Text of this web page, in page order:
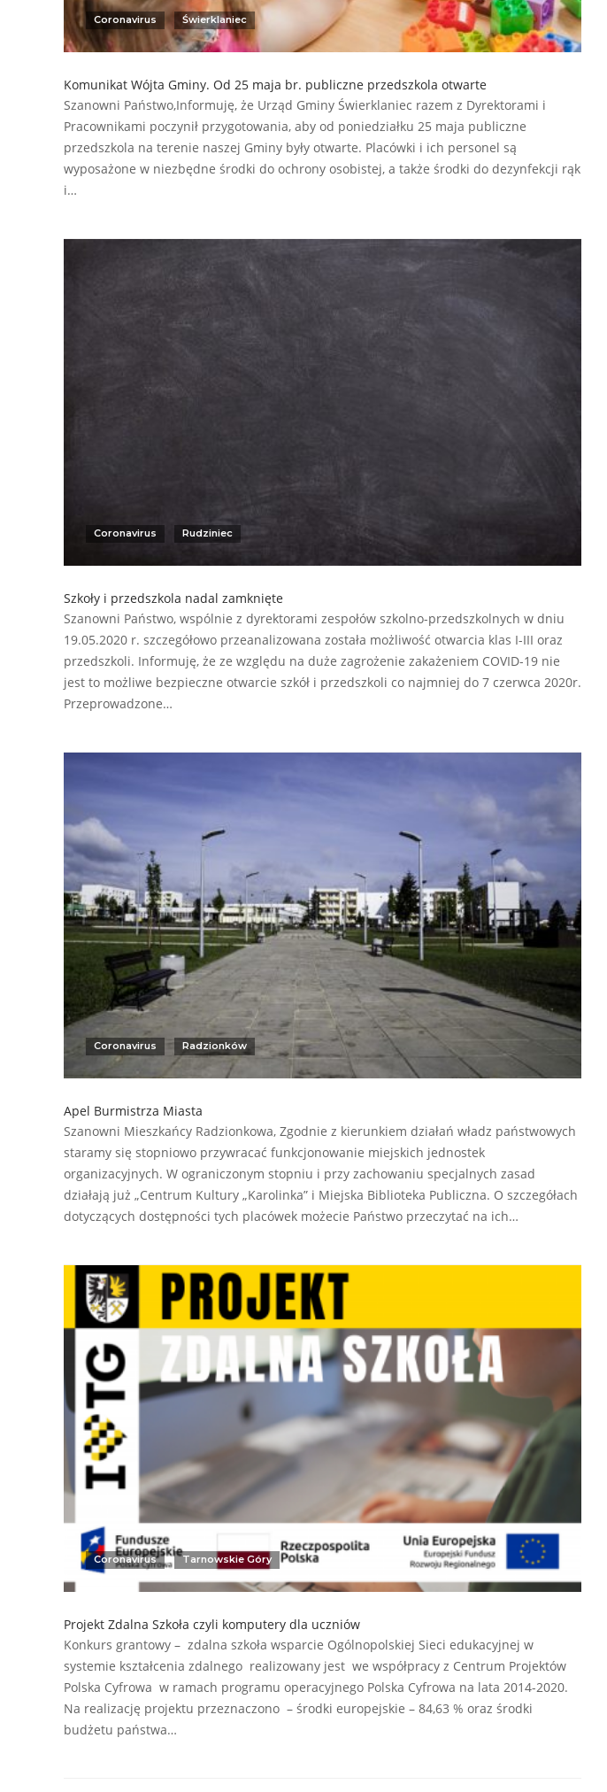
Coronavirus Świerklaniec
Komunikat Wójta Gminy. Od 25 maja br. publiczne przedszkola otwarte
Szanowni Państwo,Informuję, że Urząd Gminy Świerklaniec razem z Dyrektorami i
Pracownikami poczynił przygotowania, aby od poniedziałku 25 maja publiczne
przedszkola na terenie naszej Gminy były otwarte. Placówki i ich personel są
wyposażone w niezbędne środki do ochrony osobistej, a także środki do dezynfekcji rąk
i…
Coronavirus Rudziniec
Szkoły i przedszkola nadal zamknięte
Szanowni Państwo, wspólnie z dyrektorami zespołów szkolno-przedszkolnych w dniu
19.05.2020 r. szczegółowo przeanalizowana została możliwość otwarcia klas I-III oraz
przedszkoli. Informuję, że ze względu na duże zagrożenie zakażeniem COVID-19 nie
jest to możliwe bezpieczne otwarcie szkół i przedszkoli co najmniej do 7 czerwca 2020r.
Przeprowadzone…
Coronavirus Radzionków
Apel Burmistrza Miasta
Szanowni Mieszkańcy Radzionkowa, Zgodnie z kierunkiem działań władz państwowych
staramy się stopniowo przywracać funkcjonowanie miejskich jednostek
organizacyjnych. W ograniczonym stopniu i przy zachowaniu specjalnych zasad
działają już „Centrum Kultury „Karolinka” i Miejska Biblioteka Publiczna. O szczegółach
dotyczących dostępności tych placówek możecie Państwo przeczytać na ich…
Coronavirus Tarnowskie Góry
Projekt Zdalna Szkoła czyli komputery dla uczniów
Konkurs grantowy – zdalna szkoła wsparcie Ogólnopolskiej Sieci edukacyjnej w
systemie kształcenia zdalnego realizowany jest we współpracy z Centrum Projektów
Polska Cyfrowa w ramach programu operacyjnego Polska Cyfrowa na lata 2014-2020.
Na realizację projektu przeznaczono – środki europejskie – 84,63 % oraz środki
budżetu państwa…